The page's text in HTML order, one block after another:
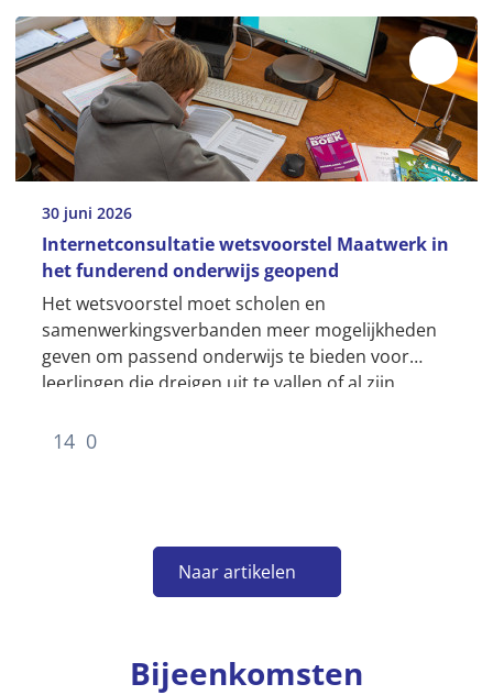
30 juni 2026
Internetconsultatie wetsvoorstel Maatwerk in
het funderend onderwijs geopend
Het wetsvoorstel moet scholen en
samenwerkingsverbanden meer mogelijkheden
geven om passend onderwijs te bieden voor
leerlingen die dreigen uit te vallen of al zijn
14 0
Naar artikelen
Bijeenkomsten